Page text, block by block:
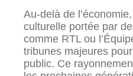
Au-delà de
culturelle portée par
comme RTL ou
tribunes majeures
public. Ce